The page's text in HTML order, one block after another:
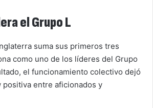
el Grupo L
suma sus primeros tres
como uno de los líderes del Grupo
el funcionamiento colectivo dejó
positiva entre aficionados y